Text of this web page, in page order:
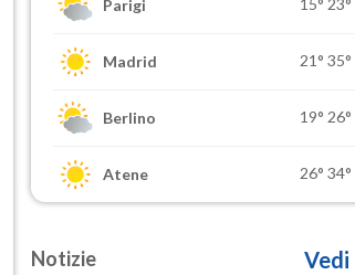
Parigi 15° 23°
Madrid 21° 35°
Berlino 19° 26°
Atene 26° 34°
Notizie
Vedi